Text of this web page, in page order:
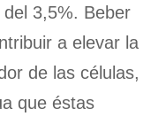
3,5%. Beber
a elevar la
de las células,
que éstas